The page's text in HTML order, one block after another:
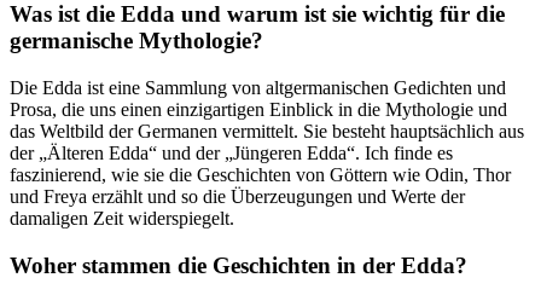
Was ist die Edda und warum ist sie wichtig für die
germanische Mythologie?
Die Edda ist eine Sammlung von altgermanischen Gedichten und
Prosa, die uns einen einzigartigen Einblick in die Mythologie und
das Weltbild der Germanen vermittelt. Sie besteht hauptsächlich aus
der „Älteren Edda“ und der „Jüngeren Edda“. Ich finde es
faszinierend, wie sie die Geschichten von Göttern wie Odin, Thor
und Freya erzählt und so die Überzeugungen und Werte der
damaligen Zeit widerspiegelt.
Woher stammen die Geschichten in der Edda?